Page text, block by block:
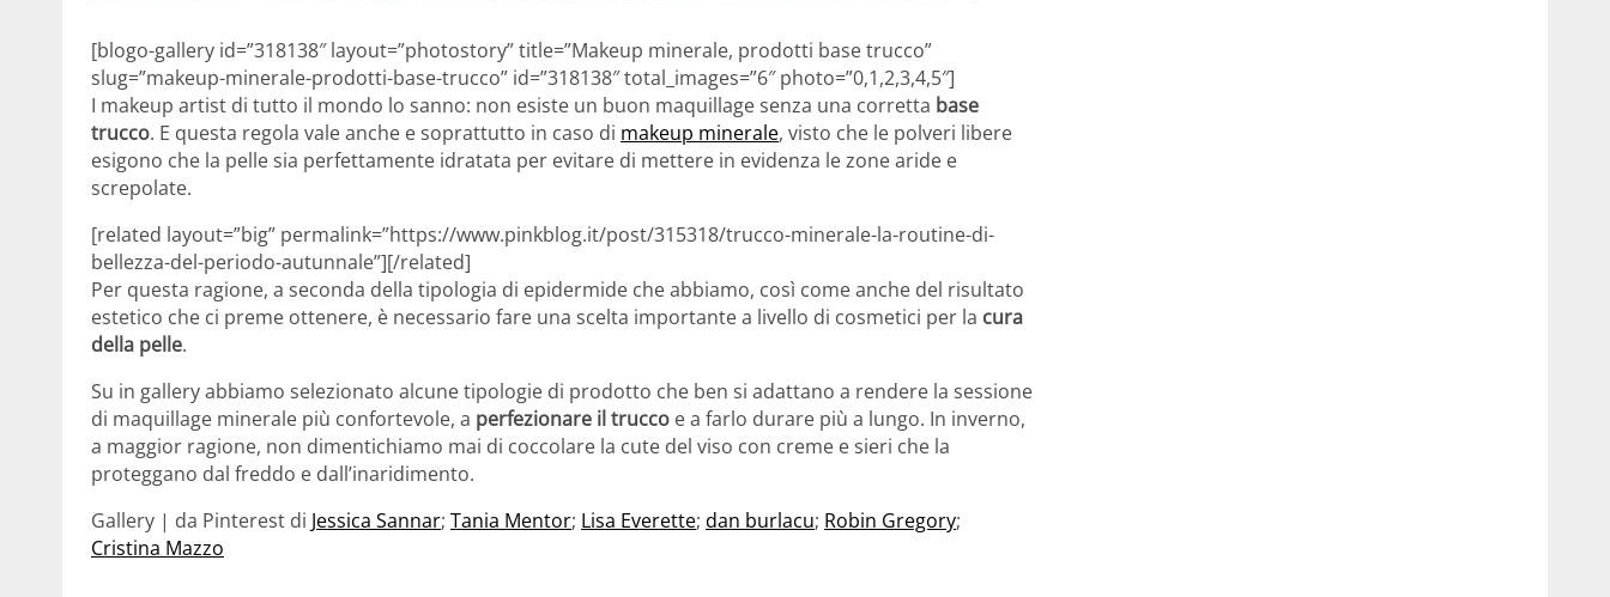
[blogo-gallery id=”318138″ layout=”photostory” title=”Makeup minerale, prodotti base trucco”
slug=”makeup-minerale-prodotti-base-trucco” id=”318138″ total_images=”6″ photo=”0,1,2,3,4,5″]
I makeup artist di tutto il mondo lo sanno: non esiste un buon maquillage senza una corretta base
trucco. E questa regola vale anche e soprattutto in caso di makeup minerale, visto che le polveri libere
esigono che la pelle sia perfettamente idratata per evitare di mettere in evidenza le zone aride e
screpolate.
[related layout=”big” permalink=”https://www.pinkblog.it/post/315318/trucco-minerale-la-routine-di-
bellezza-del-periodo-autunnale”][/related]
Per questa ragione, a seconda della tipologia di epidermide che abbiamo, così come anche del risultato
estetico che ci preme ottenere, è necessario fare una scelta importante a livello di cosmetici per la cura
della pelle.
Su in gallery abbiamo selezionato alcune tipologie di prodotto che ben si adattano a rendere la sessione
di maquillage minerale più confortevole, a perfezionare il trucco e a farlo durare più a lungo. In inverno,
a maggior ragione, non dimentichiamo mai di coccolare la cute del viso con creme e sieri che la
proteggano dal freddo e dall’inaridimento.
Gallery | da Pinterest di Jessica Sannar; Tania Mentor; Lisa Everette; dan burlacu; Robin Gregory;
Cristina Mazzo